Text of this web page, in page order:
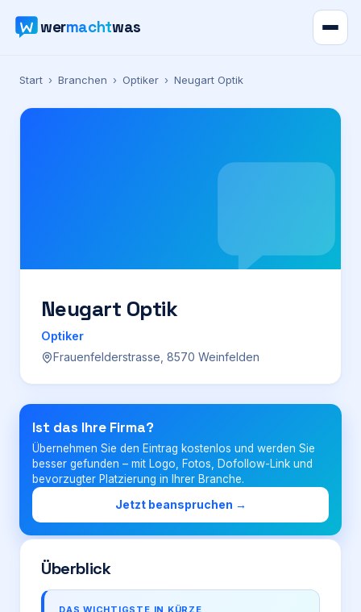
wermachtwas
Verzeichnis
Karte
Preise
Für Firmen
Login
Firma eintragen
Start › Branchen › Optiker › Neugart Optik
Neugart Optik
Optiker
Frauenfelderstrasse, 8570 Weinfelden
Ist das Ihre Firma?
Übernehmen Sie den Eintrag kostenlos und werden Sie
besser gefunden – mit Logo, Fotos, Dofollow-Link und
bevorzugter Platzierung in Ihrer Branche.
Jetzt beanspruchen →
Überblick
DAS WICHTIGSTE IN KÜRZE